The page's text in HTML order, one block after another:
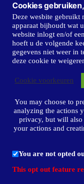
Wilhelmina
Emma
Willem III
Willem II
Troonredes.nl,
Privacybeleid
Cookies
Deze wesbite gebruikt
apparaat bijhoudt wat
website inlogt en/of
hoeft u de volgende
gegevens niet weer in
deze cookie te
Cookie voorkeuren
You may choose to
analyzing the actions
privacy, but will
your actions and
You are not opted
This opt out feature